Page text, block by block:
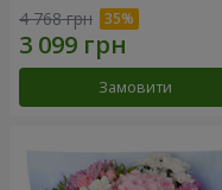
4 768 грн
Замовити